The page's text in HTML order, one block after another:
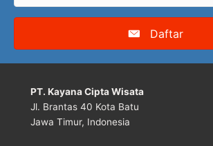
Daftar
PT. Kayana Cipta Wisata
Jl. Brantas 40 Kota Batu
Jawa Timur, Indonesia